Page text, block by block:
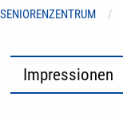
SENIORENZENTRUM
Impressionen